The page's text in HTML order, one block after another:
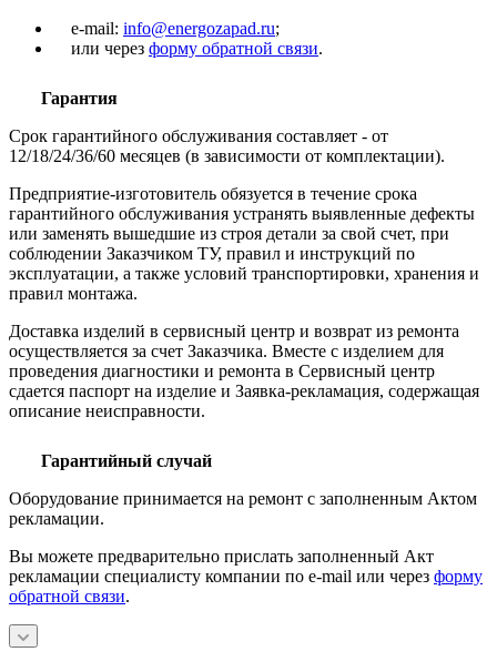
e-mail: info@energozapad.ru;
или через форму обратной связи.
Гарантия
Срок гарантийного обслуживания составляет - от
12/18/24/36/60 месяцев (в зависимости от комплектации).
Предприятие-изготовитель обязуется в течение срока
гарантийного обслуживания устранять выявленные дефекты
или заменять вышедшие из строя детали за свой счет, при
соблюдении Заказчиком ТУ, правил и инструкций по
эксплуатации, а также условий транспортировки, хранения и
правил монтажа.
Доставка изделий в сервисный центр и возврат из ремонта
осуществляется за счет Заказчика. Вместе с изделием для
проведения диагностики и ремонта в Сервисный центр
сдается паспорт на изделие и Заявка-рекламация, содержащая
описание неисправности.
Гарантийный случай
Оборудование принимается на ремонт с заполненным Актом
рекламации.
Вы можете предварительно прислать заполненный Акт
рекламации специалисту компании по e-mail или через форму
обратной связи.